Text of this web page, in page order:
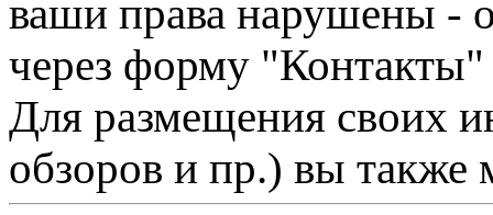
ваши права нарушены -
через форму "Контакты"
Для размещения своих
обзоров и пр.) вы также